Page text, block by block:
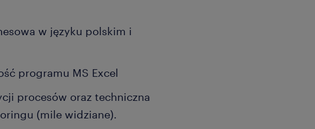
w języku polskim i
programu MS Excel
procesów oraz techniczna
(mile widziane).